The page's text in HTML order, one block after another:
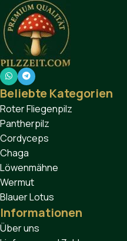
Beliebte Kategorien
Roter Fliegenpilz
Pantherpilz
Cordyceps
Chaga
Löwenmähne
Wermut
Blauer Lotus
Informationen
Über uns